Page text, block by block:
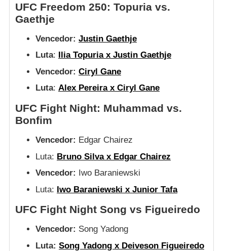
UFC Freedom 250: Topuria vs.
Gaethje
Vencedor: Justin Gaethje
Luta:
Ilia Topuria x Justin Gaethje
Vencedor: Ciryl Gane
Luta: Alex Pereira x Ciryl Gane
UFC Fight Night: Muhammad vs.
Bonfim
Vencedor: Edgar Chairez
Luta: Bruno Silva x Edgar Chairez
Vencedor: Iwo Baraniewski
Luta: Iwo Baraniewski x Junior Tafa
UFC Fight Night Song vs Figueiredo
Vencedor: Song Yadong
Luta: Song Yadong x Deiveson Figueiredo